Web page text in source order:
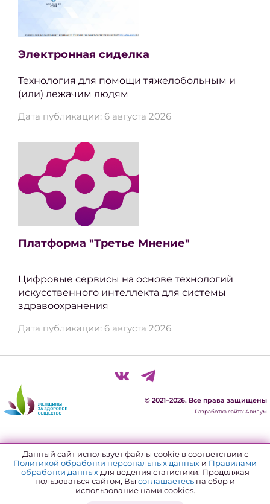
Электронная сиделка
Технология для помощи тяжелобольным и
(или) лежачим людям
Дата публикации: 6 августа 2026
Платформа "Третье Мнение"
Цифровые сервисы на основе технологий
искусственного интеллекта для системы
здравоохранения
Дата публикации: 6 августа 2026
© 2021–2026. Все права защищены
Разработка сайта: Авилум
Политика конфиденциальности
Согласие на обработку персональных данных
Политика использования файлов куки
Данный сайт использует файлы cookie в соответствии с
Политикой обработки персональных данных и Правилами
обработки данныхдля ведения статистики. Продолжая
пользоваться сайтом, Вы соглашаетесь на сбор и
использование нами cookies.